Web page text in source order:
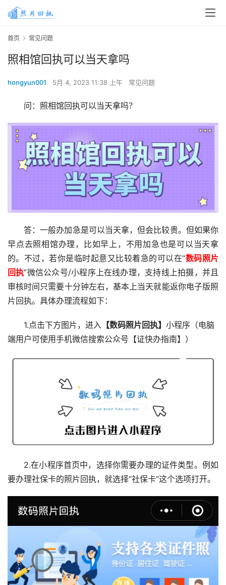
首页 常见问题
照相馆回执可以当天拿吗
hongyun001 5月 4, 2023 11:38 上午 常见问题
问：照相馆回执可以当天拿吗？
答：一般办加急是可以当天拿，但会比较贵。但如果你
早点去照相馆办理，比如早上，不用加急也是可以当天拿
的。不过，若你是临时起意又比较着急的可以在“数码照片
回执”微信公众号/小程序上在线办理，支持线上拍摄，并且
审核时间只需要十分钟左右，基本上当天就能返你电子版照
片回执。具体办理流程如下：
1.点击下方图片，进入 【数码照片回执】 小程序（电脑
端用户可使用手机微信搜索公众号【证快办指南】）
2.在小程序首页中，选择你需要办理的证件类型。例如
要办理社保卡的照片回执，就选择“社保卡”这个选项打开。